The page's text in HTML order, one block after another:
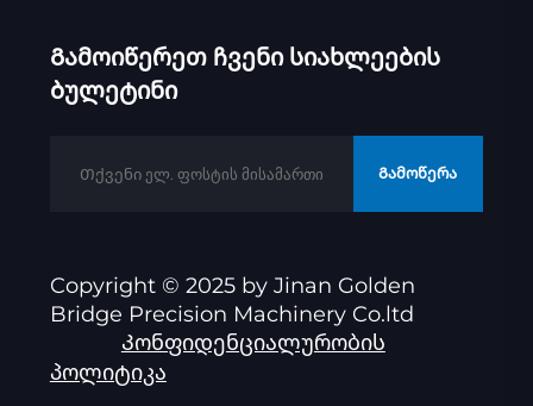
Გამოიწერეთ ჩვენი სიახლეების
ბულეტინი
Გამოწერა
Copyright © 2025 by Jinan Golden
Bridge Precision Machinery Co.ltd
Კონფიდენციალურობის
პოლიტიკა